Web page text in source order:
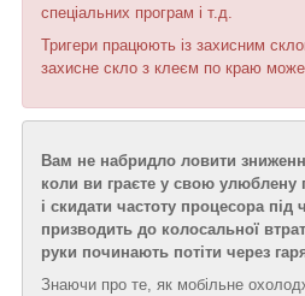
спеціальних програм і т.д.
Тригери працюють із захисним
захисне скло з клеєм по краю може
Вам не набридло ловити
коли ви граєте у свою улюблену
і скидати частоту процесора
призводить до колосальної
руки починають потіти через
Знаючи про те, як мобільне